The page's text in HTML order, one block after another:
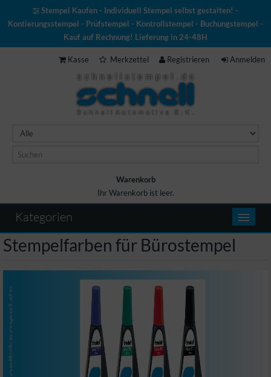
Stempel Kaufen - Individuell Stempel selbst gestalten! -
Kontierungsstempel - Prüfstempel - Kontrollstempel - Buchungstempel -
Kauf auf Rechnung! Lieferung in 24-48H
Kasse Merkzettel Registrieren Anmelden
Warenkorb
Ihr Warenkorb ist leer.
Kategorien
Stempelfarben für Bürostempel